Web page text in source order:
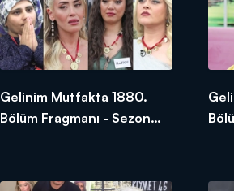
Gelinim Mutfakta 1880.
Bölüm Fragmanı - Sezon